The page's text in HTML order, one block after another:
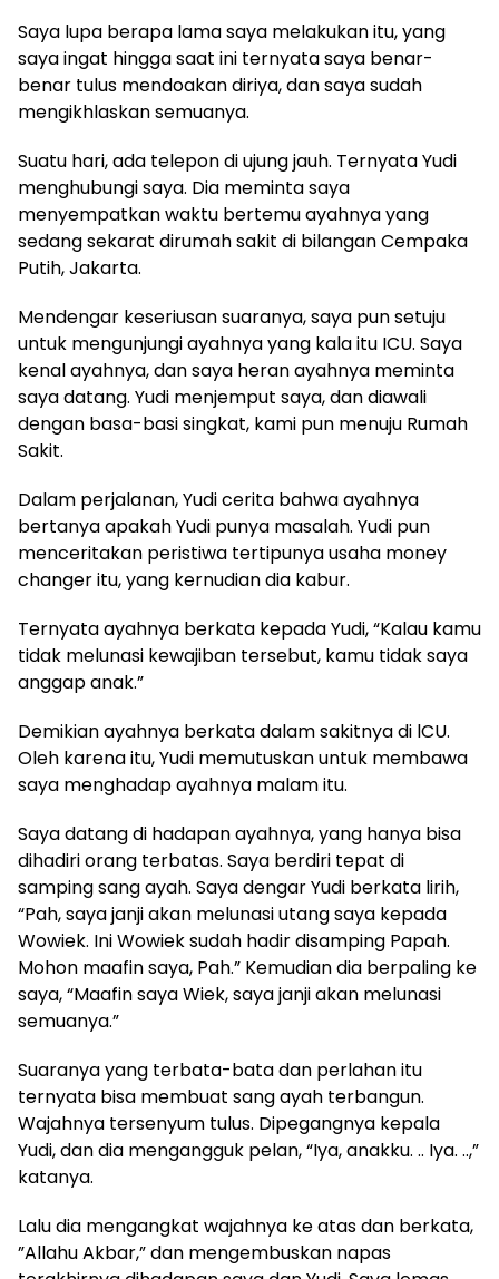
Saya lupa berapa lama saya melakukan itu, yang
saya ingat hingga saat ini ternyata saya benar-
benar tulus mendoakan diriya, dan saya sudah
mengikhlaskan semuanya.
Suatu hari, ada telepon di ujung jauh. Ternyata Yudi
menghubungi saya. Dia meminta saya
menyempatkan waktu bertemu ayahnya yang
sedang sekarat dirumah sakit di bilangan Cempaka
Putih, Jakarta.
Mendengar keseriusan suaranya, saya pun setuju
untuk mengunjungi ayahnya yang kala itu ICU. Saya
kenal ayahnya, dan saya heran ayahnya meminta
saya datang. Yudi menjemput saya, dan diawali
dengan basa-basi singkat, kami pun menuju Rumah
Sakit.
Dalam perjalanan, Yudi cerita bahwa ayahnya
bertanya apakah Yudi punya masalah. Yudi pun
menceritakan peristiwa tertipunya usaha money
changer itu, yang kernudian dia kabur.
Ternyata ayahnya berkata kepada Yudi, “Kalau kamu
tidak melunasi kewajiban tersebut, kamu tidak saya
anggap anak.”
Demikian ayahnya berkata dalam sakitnya di lCU.
Oleh karena itu, Yudi memutuskan untuk membawa
saya menghadap ayahnya malam itu.
Saya datang di hadapan ayahnya, yang hanya bisa
dihadiri orang terbatas. Saya berdiri tepat di
samping sang ayah. Saya dengar Yudi berkata lirih,
“Pah, saya janji akan melunasi utang saya kepada
Wowiek. Ini Wowiek sudah hadir disamping Papah.
Mohon maafin saya, Pah.” Kemudian dia berpaling ke
saya, “Maafin saya Wiek, saya janji akan melunasi
semuanya.”
Suaranya yang terbata-bata dan perlahan itu
ternyata bisa membuat sang ayah terbangun.
Wajahnya tersenyum tulus. Dipegangnya kepala
Yudi, dan dia mengangguk pelan, “Iya, anakku. .. Iya. ..,”
katanya.
Lalu dia mengangkat wajahnya ke atas dan berkata,
”Allahu Akbar,” dan mengembuskan napas